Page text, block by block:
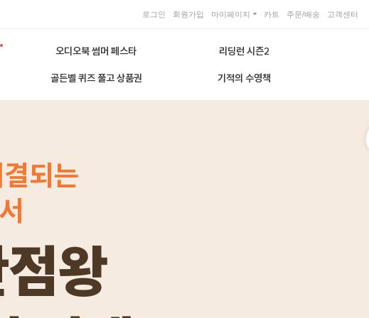
로그인 회원가입 마이페이지 카트 주문/배송 고객센터
오디오북 썸머 페스타 리딩런 시즌2
골든벨 퀴즈 풀고 상품권 기적의 수영책
되는
왕